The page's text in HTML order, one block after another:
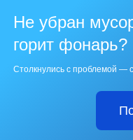
Не убран
горит фонарь?
Столкнулись с проблемой —